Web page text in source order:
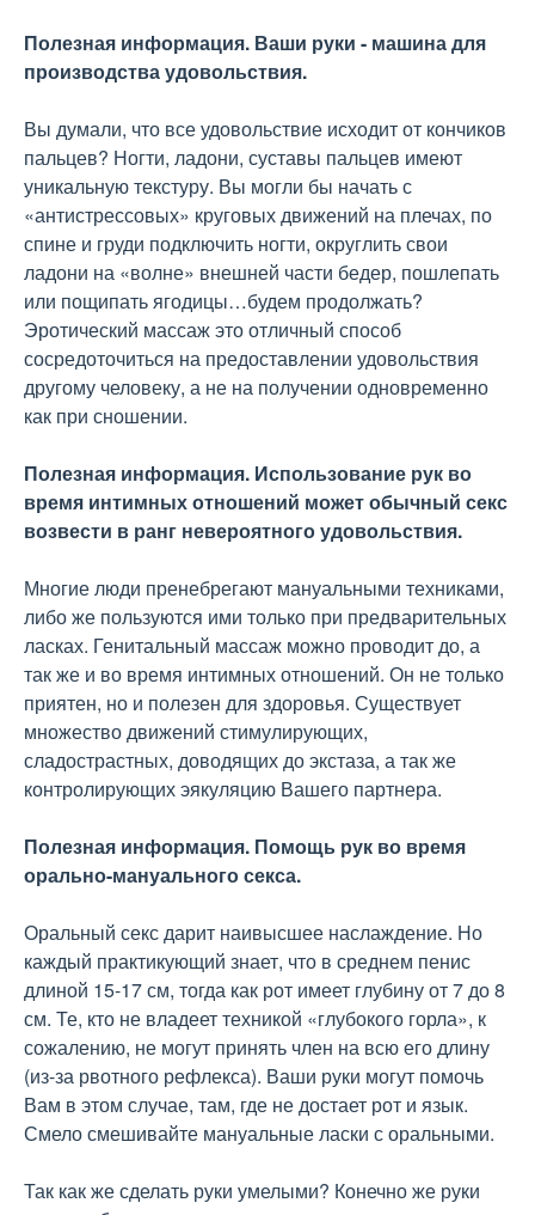
Полезная информация. Ваши руки - машина для
производства удовольствия.
Вы думали, что все удовольствие исходит от кончиков
пальцев? Ногти, ладони, суставы пальцев имеют
уникальную текстуру. Вы могли бы начать с
«антистрессовых» круговых движений на плечах, по
спине и груди подключить ногти, округлить свои
ладони на «волне» внешней части бедер, пошлепать
или пощипать ягодицы…будем продолжать?
Эротический массаж это отличный способ
сосредоточиться на предоставлении удовольствия
другому человеку, а не на получении одновременно
как при сношении.
Полезная информация. Использование рук во
время интимных отношений может обычный секс
возвести в ранг невероятного удовольствия.
Многие люди пренебрегают мануальными техниками,
либо же пользуются ими только при предварительных
ласках. Генитальный массаж можно проводит до, а
так же и во время интимных отношений. Он не только
приятен, но и полезен для здоровья. Существует
множество движений стимулирующих,
сладострастных, доводящих до экстаза, а так же
контролирующих эякуляцию Вашего партнера.
Полезная информация. Помощь рук во время
орально-мануального секса.
Оральный секс дарит наивысшее наслаждение. Но
каждый практикующий знает, что в среднем пенис
длиной 15-17 см, тогда как рот имеет глубину от 7 до 8
см. Те, кто не владеет техникой «глубокого горла», к
сожалению, не могут принять член на всю его длину
(из-за рвотного рефлекса). Ваши руки могут помочь
Вам в этом случае, там, где не достает рот и язык.
Смело смешивайте мануальные ласки с оральными.
Так как же сделать руки умелыми? Конечно же руки